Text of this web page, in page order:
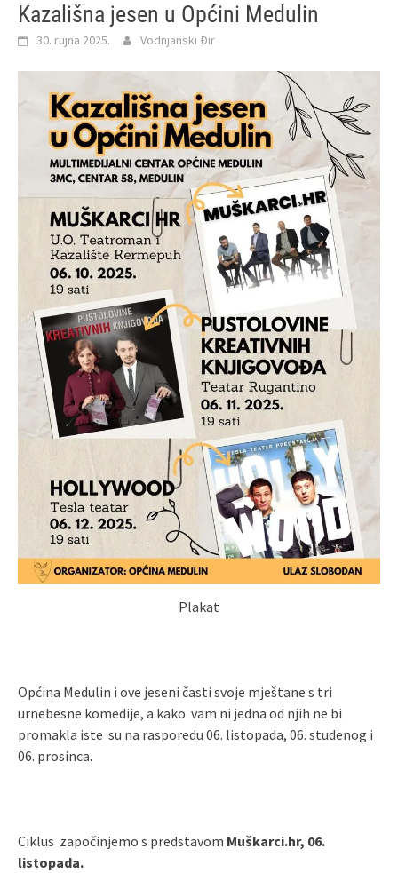
Kazališna jesen u Općini Medulin
30. rujna 2025. Vodnjanski Đir
Plakat
Općina Medulin i ove jeseni časti svoje mještane s tri
urnebesne komedije, a kako vam ni jedna od njih ne bi
promakla iste su na rasporedu 06. listopada, 06. studenog i
06. prosinca.
Ciklus započinjemo s predstavom Muškarci.hr, 06.
listopada.